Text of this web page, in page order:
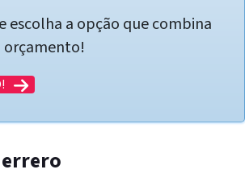
escolha a opção que combina
orçamento!